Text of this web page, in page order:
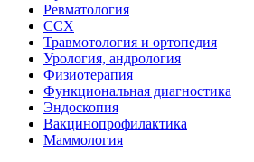
Ревматология
ССХ
Травмотология и ортопедия
Урология, андрология
Физиотерапия
Функциональная диагностика
Эндоскопия
Вакцинопрофилактика
Маммология